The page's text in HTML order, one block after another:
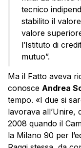
tecnico
stabilito il
valore
l’Istituto di
mutuo”.
Ma il Fatto aveva
conosce Andrea
tempo. «I due si
lavorava all’Unire,
2008 quando il
la Milano 90 per